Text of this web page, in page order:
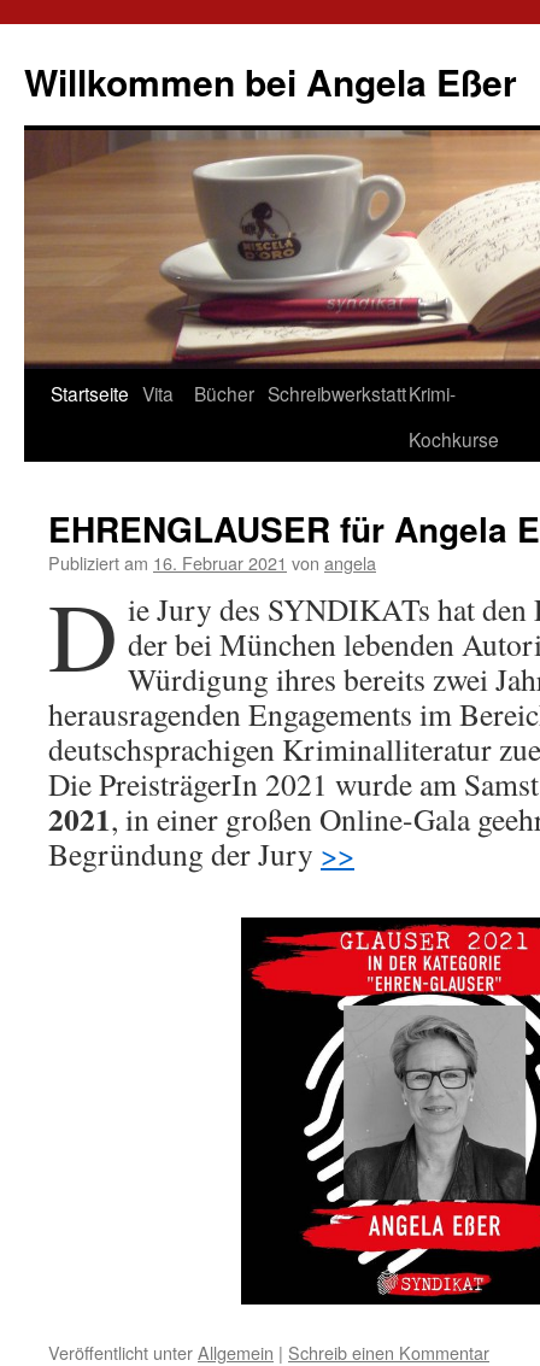
Willkommen bei Angela Eßer
Springe
Startseite Vita Bücher SchreibwerkstattKrimi-
Kochkurse
EHRENGLAUSER für Angela
Publiziert am 16. Februar 2021 von angela
D ie Jury des SYNDIKATs hat
der bei München lebenden
Würdigung ihres bereits zwei
herausragenden Engagements im
deutschsprachigen Kriminalliteratur
Die PreisträgerIn 2021 wurde am
2021, in einer großen Online-Gala
Begründung der Jury >>
Veröffentlicht unterAllgemein | Schreib einen Kommentar